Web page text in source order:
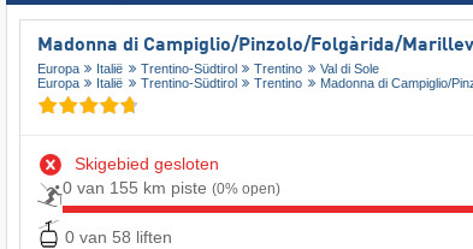
Madonna di Campiglio/​Pinzolo/​Folgàrida/​
Europa Italië Trentino-Südtirol Trentino
Val di Sole
Europa
Italië Trentino-Südtirol Trentino Madonna di Campiglio/​
Skigebied gesloten
0 van 155 km piste (0% open)
0 van 58 liften